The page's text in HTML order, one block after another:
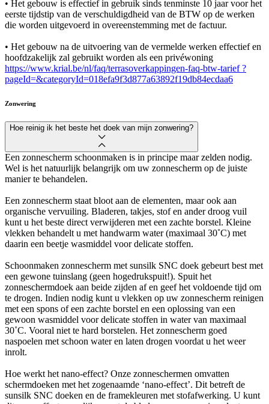
• Het gebouw is effectief in gebruik sinds tenminste 10 jaar voor het
eerste tijdstip van de verschuldigdheid van de BTW op de werken
die worden uitgevoerd in overeenstemming met de factuur.
• Het gebouw na de uitvoering van de vermelde werken effectief en
hoofdzakelijk zal gebruikt worden als een privéwoning
https://www.krial.be/nl/faq/terrasoverkappingen-faq-btw-tarief ?
pageId=&categoryId=018efa9f3d877a63892f19db84ecdaa6
Zonwering
Hoe reinig ik het beste het doek van mijn zonwering?
Een zonnescherm schoonmaken is in principe maar zelden nodig.
Wel is het natuurlijk belangrijk om uw zonnescherm op de juiste
manier te behandelen.
Een zonnescherm staat bloot aan de elementen, maar ook aan
organische vervuiling. Bladeren, takjes, stof en ander droog vuil
kunt u het beste direct verwijderen met een zachte borstel. Kleine
vlekken behandelt u met handwarm water (maximaal 30˚C) met
daarin een beetje wasmiddel voor delicate stoffen.
Schoonmaken zonnescherm met sunsilk SNC doek gebeurt best met
een gewone tuinslang (geen hogedrukspuit!). Spuit het
zonneschermdoek aan beide zijden af en geef het voldoende tijd om
te drogen. Indien nodig kunt u vlekken op uw zonnescherm reinigen
met een spons of een zachte borstel en een oplossing van een
gewoon wasmiddel voor delicate stoffen in water van maximaal
30˚C. Vooral niet te hard borstelen. Het zonnescherm goed
naspoelen met schoon water en laten drogen voordat u het weer
inrolt.
Hoe werkt het nano-effect? Onze zonneschermen omvatten
schermdoeken met het zogenaamde ‘nano-effect’. Dit betreft de
sunsilk SNC doeken en de framekleuren met stofafwerking. U kunt